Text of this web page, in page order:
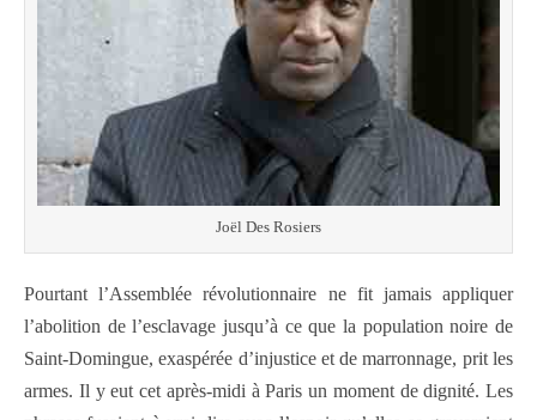
Joël Des Rosiers
Pourtant l’Assemblée révolutionnaire ne fit jamais appliquer
l’abolition de l’esclavage jusqu’à ce que la population noire de
Saint-Domingue, exaspérée d’injustice et de marronnage, prit les
armes. Il y eut cet après-midi à Paris un moment de dignité. Les